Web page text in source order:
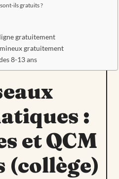
ils gratuits ?
gratuitement
gratuitement
8-13 ans
:
et QCM
(collège)